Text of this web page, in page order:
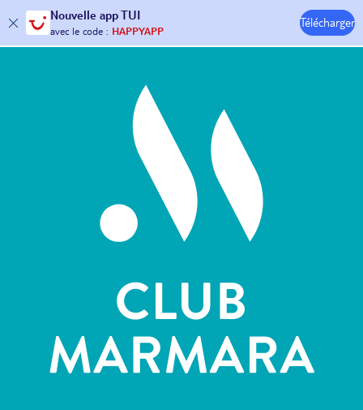
Nouvelle app TUI
30€ offerts*sur votrevoyage !
avec le code :HAPPYAPP
Télécharger
Hôtels & Clubs